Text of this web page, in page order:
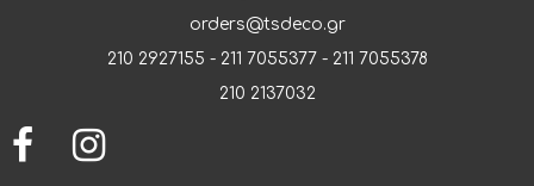
orders@tsdeco.gr
210 2927155 - 211 7055377- 211 7055378
210 2137032